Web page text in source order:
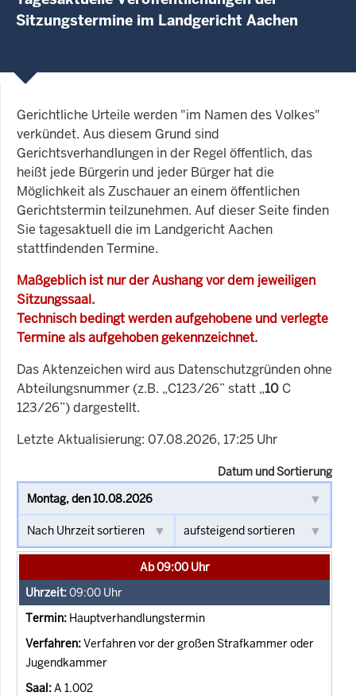
Sitzungstermine im Landgericht Aachen
Gerichtliche Urteile werden "im Namen des Volkes"
verkündet. Aus diesem Grund sind
Gerichtsverhandlungen in der Regel öffentlich, das
heißt jede Bürgerin und jeder Bürger hat die
Möglichkeit als Zuschauer an einem öffentlichen
Gerichtstermin teilzunehmen. Auf dieser Seite finden
Sie tagesaktuell die im Landgericht Aachen
stattfindenden Termine.
Maßgeblich ist nur der Aushang vor dem jeweiligen
Sitzungssaal.
Technisch bedingt werden aufgehobene und verlegte
Termine als aufgehoben gekennzeichnet.
Das Aktenzeichen wird aus Datenschutzgründen ohne
Abteilungsnummer (z.B. „C123/26” statt „10 C
123/26”) dargestellt.
Letzte Aktualisierung: 07.08.2026, 17:25 Uhr
Datum und Sortierung
Ab 09:00 Uhr
09:00 Uhr
Hauptverhandlungstermin
Verfahren vor der großen Strafkammer oder
Jugendkammer
A 1.002